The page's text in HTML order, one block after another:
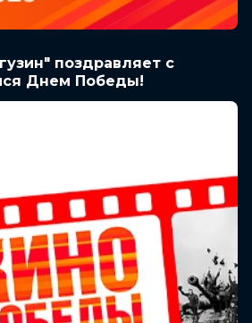
поздравляет с
Днем Победы!